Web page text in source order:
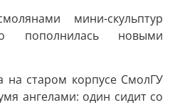
мини-скульптур
пополнилась новыми
на старом корпусе СмолГУ
ангелами: один сидит со